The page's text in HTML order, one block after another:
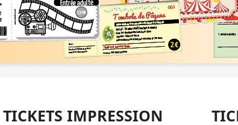
TICKETS IMPRESSION